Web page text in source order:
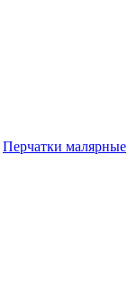
Перчатки малярные